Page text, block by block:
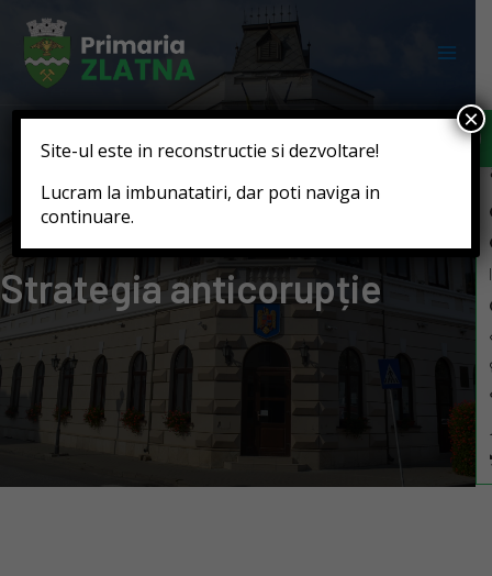
Strategia anticorupție
Site-ul este in reconstructie si dezvoltare!
Lucram la imbunatatiri, dar poti naviga in
continuare.
×